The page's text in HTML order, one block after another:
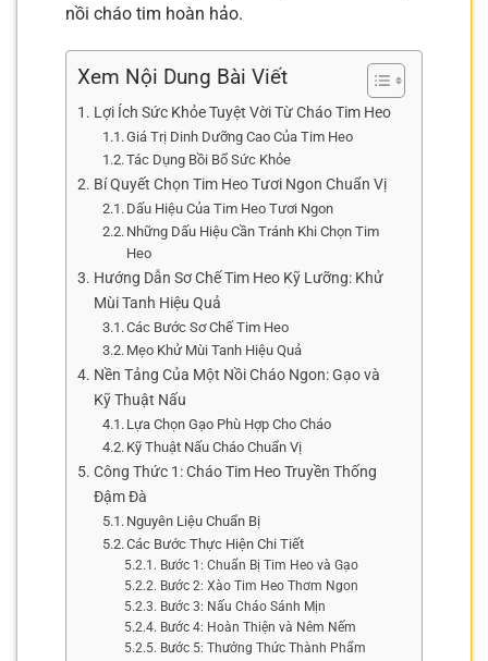
nồi cháo tim hoàn hảo.
Xem Nội Dung Bài Viết
Lợi Ích Sức Khỏe Tuyệt Vời Từ Cháo Tim Heo
Giá Trị Dinh Dưỡng Cao Của Tim Heo
Tác Dụng Bồi Bổ Sức Khỏe
Bí Quyết Chọn Tim Heo Tươi Ngon Chuẩn Vị
Dấu Hiệu Của Tim Heo Tươi Ngon
Những Dấu Hiệu Cần Tránh Khi Chọn Tim
Heo
Hướng Dẫn Sơ Chế Tim Heo Kỹ Lưỡng: Khử
Mùi Tanh Hiệu Quả
Các Bước Sơ Chế Tim Heo
Mẹo Khử Mùi Tanh Hiệu Quả
Nền Tảng Của Một Nồi Cháo Ngon: Gạo và
Kỹ Thuật Nấu
Lựa Chọn Gạo Phù Hợp Cho Cháo
Kỹ Thuật Nấu Cháo Chuẩn Vị
Công Thức 1: Cháo Tim Heo Truyền Thống
Đậm Đà
Nguyên Liệu Chuẩn Bị
Các Bước Thực Hiện Chi Tiết
Bước 1: Chuẩn Bị Tim Heo và Gạo
Bước 2: Xào Tim Heo Thơm Ngon
Bước 3: Nấu Cháo Sánh Mịn
Bước 4: Hoàn Thiện và Nêm Nếm
Bước 5: Thưởng Thức Thành Phẩm